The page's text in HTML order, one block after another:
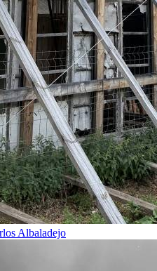
Albaladejo